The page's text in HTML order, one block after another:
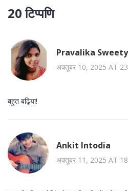
20 टिप्पणि
Pravalika Sweety
अक्तूबर 10, 2025 AT
बहुत बढ़िया!
Ankit Intodia
अक्तूबर 11, 2025 AT